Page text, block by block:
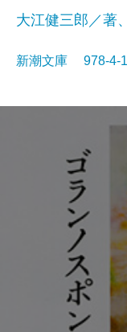
大江健三郎／著
新潮文庫 978-4-